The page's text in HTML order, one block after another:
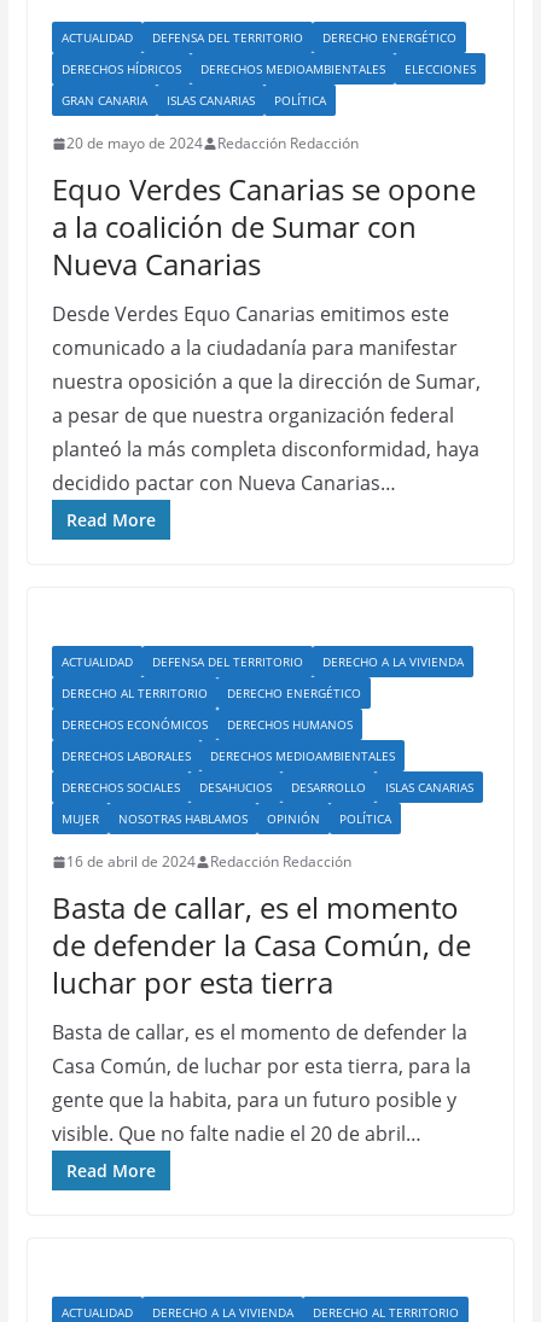
ACTUALIDAD DEFENSA DEL TERRITORIO
DERECHO ENERGÉTICO
DERECHOS HÍDRICOS
DERECHOS MEDIOAMBIENTALES
ELECCIONES
GRAN CANARIA
ISLAS CANARIAS POLÍTICA
20 de mayo de 2024 Redacción Redacción
Equo Verdes Canarias se opone
a la coalición de Sumar con
Nueva Canarias
Desde Verdes Equo Canarias emitimos este
comunicado a la ciudadanía para manifestar
nuestra oposición a que la dirección de Sumar,
a pesar de que nuestra organización federal
planteó la más completa disconformidad, haya
decidido pactar con Nueva Canarias…
Read More
ACTUALIDAD DEFENSA DEL TERRITORIO
DERECHO A LA VIVIENDA
DERECHO AL TERRITORIO
DERECHO ENERGÉTICO
DERECHOS ECONÓMICOS
DERECHOS HUMANOS
DERECHOS LABORALES
DERECHOS MEDIOAMBIENTALES
DERECHOS SOCIALES
DESAHUCIOS DESARROLLO
ISLAS CANARIAS
MUJER
NOSOTRAS HABLAMOS OPINIÓN POLÍTICA
16 de abril de 2024 Redacción Redacción
Basta de callar, es el momento
de defender la Casa Común, de
luchar por esta tierra
Basta de callar, es el momento de defender la
Casa Común, de luchar por esta tierra, para la
gente que la habita, para un futuro posible y
visible. Que no falte nadie el 20 de abril…
Read More
ACTUALIDAD DERECHO A LA VIVIENDA DERECHO AL TERRITORIO